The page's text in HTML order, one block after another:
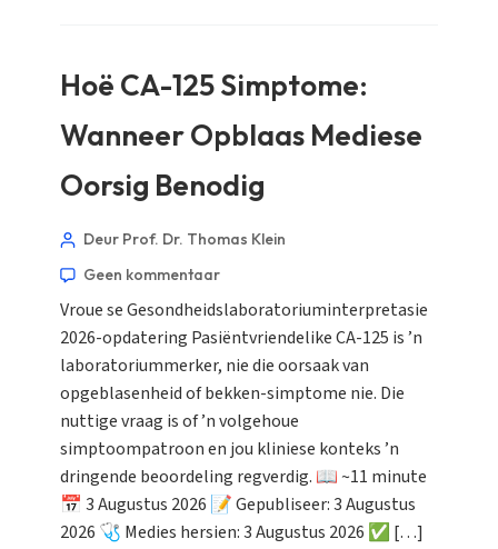
Hoë CA-125 Simptome:
Wanneer Opblaas Mediese
Oorsig Benodig
Deur Prof. Dr. Thomas Klein
Geen kommentaar
Vroue se Gesondheidslaboratoriuminterpretasie
2026-opdatering Pasiëntvriendelike CA-125 is ’n
laboratoriummerker, nie die oorsaak van
opgeblasenheid of bekken-simptome nie. Die
nuttige vraag is of ’n volgehoue
simptoompatroon en jou kliniese konteks ’n
dringende beoordeling regverdig. 📖 ~11 minute
📅 3 Augustus 2026 📝 Gepubliseer: 3 Augustus
2026 🩺 Medies hersien: 3 Augustus 2026 ✅ […]